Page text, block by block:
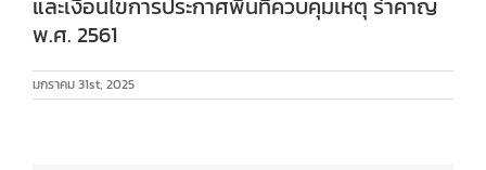
และเงื่อนไขการประกาศพื้นที่ควบคุมเหตุ รำคาญ
พ.ศ. 2561
มกราคม 31st, 2025